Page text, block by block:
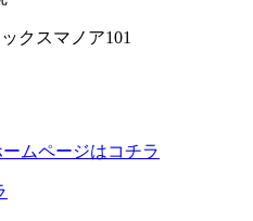
クスマノア101
ムページはコチラ